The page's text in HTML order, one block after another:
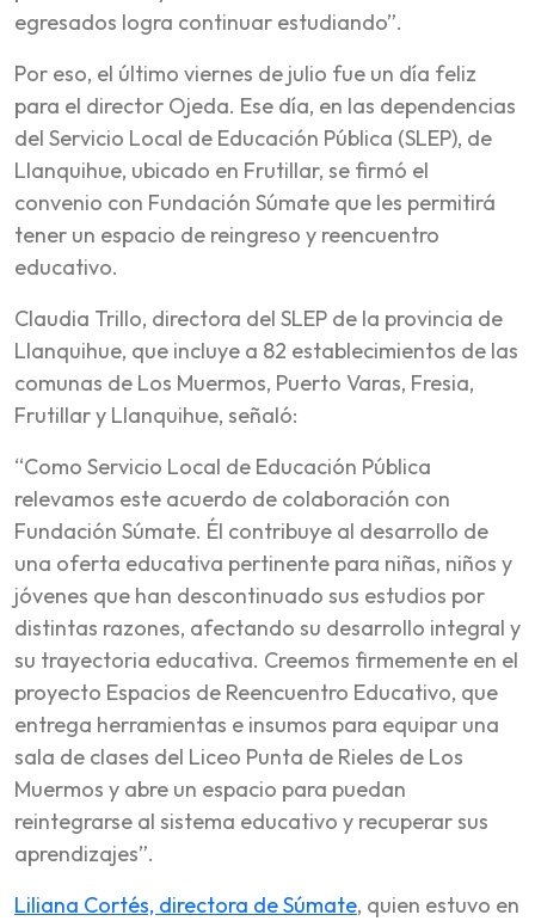
egresados logra continuar estudiando”.
Por eso, el último viernes de julio fue un día feliz
para el director Ojeda. Ese día, en las dependencias
del Servicio Local de Educación Pública (SLEP), de
Llanquihue, ubicado en Frutillar, se firmó el
convenio con Fundación Súmate que les permitirá
tener un espacio de reingreso y reencuentro
educativo.
Claudia Trillo, directora del SLEP de la provincia de
Llanquihue, que incluye a 82 establecimientos de las
comunas de Los Muermos, Puerto Varas, Fresia,
Frutillar y Llanquihue, señaló:
“Como Servicio Local de Educación Pública
relevamos este acuerdo de colaboración con
Fundación Súmate. Él contribuye al desarrollo de
una oferta educativa pertinente para niñas, niños y
jóvenes que han descontinuado sus estudios por
distintas razones, afectando su desarrollo integral y
su trayectoria educativa. Creemos firmemente en el
proyecto Espacios de Reencuentro Educativo, que
entrega herramientas e insumos para equipar una
sala de clases del Liceo Punta de Rieles de Los
Muermos y abre un espacio para puedan
reintegrarse al sistema educativo y recuperar sus
aprendizajes”.
Liliana Cortés, directora de Súmate, quien estuvo en